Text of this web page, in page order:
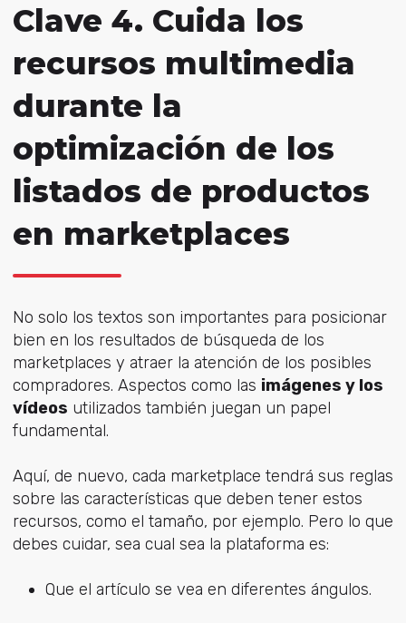
Clave 4. Cuida los
recursos multimedia
durante la
optimización de los
listados de productos
en marketplaces
No solo los textos son importantes para posicionar
bien en los resultados de búsqueda de los
marketplaces y atraer la atención de los posibles
compradores. Aspectos como las imágenes y los
vídeos utilizados también juegan un papel
fundamental.
Aquí, de nuevo, cada marketplace tendrá sus reglas
sobre las características que deben tener estos
recursos, como el tamaño, por ejemplo. Pero lo que
debes cuidar, sea cual sea la plataforma es:
Que el artículo se vea en diferentes ángulos.